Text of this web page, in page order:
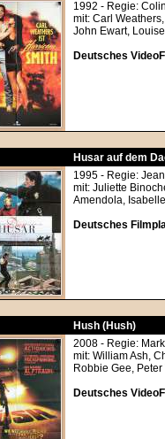
1992 - Regie:
mit: Carl
John Ewart,
Deutsches
Husar auf dem
1995 - Regie:
mit: Juliette
Amendola,
Deutsches
Hush (Hush)
2008 - Regie:
mit: William Ash,
Robbie Gee,
Deutsches